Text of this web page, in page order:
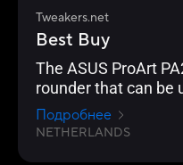
Tweakers.net
Best Buy
The ASUS ProArt
rounder that can be
applications.
Подробнее
NETHERLANDS